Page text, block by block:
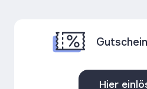
Hier